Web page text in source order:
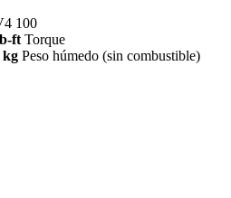
100
ft Torque
kg Peso húmedo (sin combustible)